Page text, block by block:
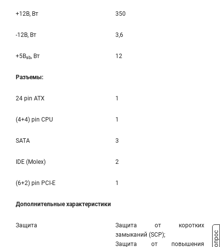
+12B, Вт 350
-12B, Вт 3,6
+5Bsb, Вт 12
Разъемы:
24 pin ATX 1
(4+4) pin CPU 1
SATA 3
IDE (Molex) 2
(6+2) pin PCI-E 1
Дополнительные характеристики
Защита
Защита от коротких
замыканий (SCP);
Защита от повышения